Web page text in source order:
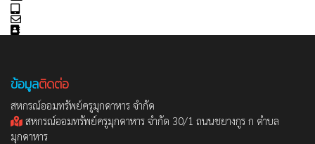
ข้อมูลติดต่อ
สหกรณ์ออมทรัพย์ครูมุกดาหาร จำกัด
สหกรณ์ออมทรัพย์ครูมุกดาหาร จำกัด 30/1 ถนนชยางกูร ก ตำบล
มุกดาหาร